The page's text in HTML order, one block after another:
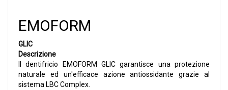
EMOFORM
GLIC
Descrizione
Il dentifricio EMOFORM GLIC garantisce una protezione
naturale ed un'efficace azione antiossidante grazie al
sistema LBC Complex.